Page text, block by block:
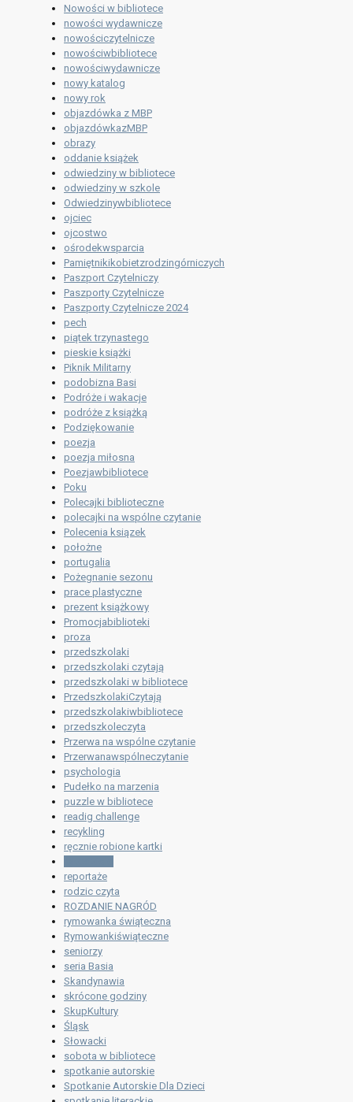
Nowości w bibliotece
nowości wydawnicze
nowościczytelnicze
nowościwbibliotece
nowościwydawnicze
nowy katalog
nowy rok
objazdówka z MBP
objazdówkazMBP
obrazy
oddanie książek
odwiedziny w bibliotece
odwiedziny w szkole
Odwiedzinywbibliotece
ojciec
ojcostwo
ośrodekwsparcia
Pamiętnikikobietzrodzingórniczych
Paszport Czytelniczy
Paszporty Czytelnicze
Paszporty Czytelnicze 2024
pech
piątek trzynastego
pieskie książki
Piknik Militarny
podobizna Basi
Podróże i wakacje
podróże z książką
Podziękowanie
poezja
poezja miłosna
Poezjawbibliotece
Poku
Polecajki biblioteczne
polecajki na wspólne czytanie
Polecenia ksiązek
położne
portugalia
Pożegnanie sezonu
prace plastyczne
prezent książkowy
Promocjabiblioteki
proza
przedszkolaki
przedszkolaki czytają
przedszkolaki w bibliotece
PrzedszkolakiCzytają
przedszkolakiwbibliotece
przedszkoleczyta
Przerwa na wspólne czytanie
Przerwanawspólneczytanie
psychologia
Pudełko na marzenia
puzzle w bibliotece
readig challenge
recykling
ręcznie robione kartki
reportaże
rodzic czyta
ROZDANIE NAGRÓD
rymowanka świąteczna
Rymowankiświąteczne
seniorzy
seria Basia
Skandynawia
skrócone godziny
SkupKultury
Śląsk
Słowacki
sobota w bibliotece
spotkanie autorskie
Spotkanie Autorskie Dla Dzieci